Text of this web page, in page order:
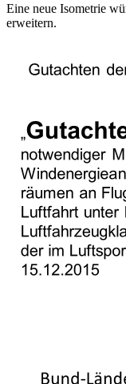
Eine neue Isometrie
erweitern.